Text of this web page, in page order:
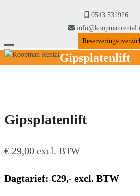
0543 531926
Open
Close
Gipsplatenlift
Gipsplatenlift
€29,00excl. BTW
Dagtarief: €29,- excl. BTW